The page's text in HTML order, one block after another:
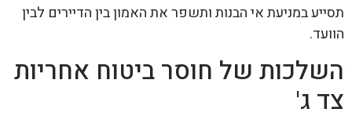
תסייע במניעת אי הבנות ותשפר את האמון בין הדיירים לבין
הוועד.
השלכות של חוסר ביטוח אחריות
צד ג'